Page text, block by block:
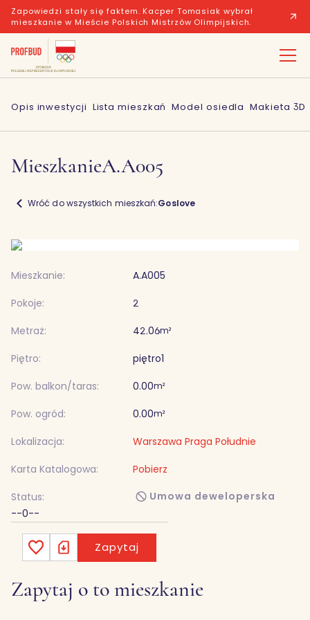
Zapowiedzi stały się faktem. Kacper Tomasiak wybrał
mieszkanie w Mieście Polskich Mistrzów Olimpijskich.
Opis inwestycji Lista mieszkań Model osiedla Makieta 3D
MieszkanieA.A005
Wróć do wszystkich mieszkań:Goslove
Mieszkanie:
A.A005
Pokoje:
2
Metraż:
42.06m²
Piętro: piętro1
Pow. balkon/taras:
0.00m²
Pow. ogród: 0.00m²
Lokalizacja:
Warszawa Praga Południe
Karta Katalogowa:
Pobierz
Status:
Umowa deweloperska
--0--
Zapytaj
Zapytaj o to mieszkanie